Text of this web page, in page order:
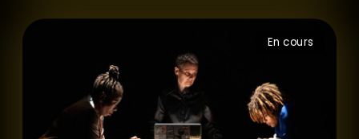
En cours